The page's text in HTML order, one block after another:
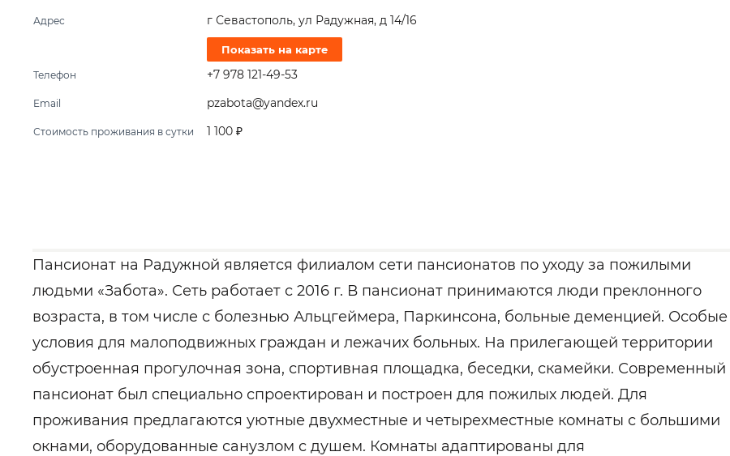
Адрес г Севастополь, ул Радужная, д 14/16
Показать на карте
Телефон +7 978 121-49-53
Email pzabota@yandex.ru
Стоимость проживания в сутки 1 100 ₽
Пансионат на Радужной является филиалом сети пансионатов по уходу за пожилыми
людьми «Забота». Сеть работает с 2016 г. В пансионат принимаются люди преклонного
возраста, в том числе с болезнью Альцгеймера, Паркинсона, больные деменцией. Особые
условия для малоподвижных граждан и лежачих больных. На прилегающей территории
обустроенная прогулочная зона, спортивная площадка, беседки, скамейки. Современный
пансионат был специально спроектирован и построен для пожилых людей. Для
проживания предлагаются уютные двухместные и четырехместные комнаты с большими
окнами, оборудованные санузлом с душем. Комнаты адаптированы для